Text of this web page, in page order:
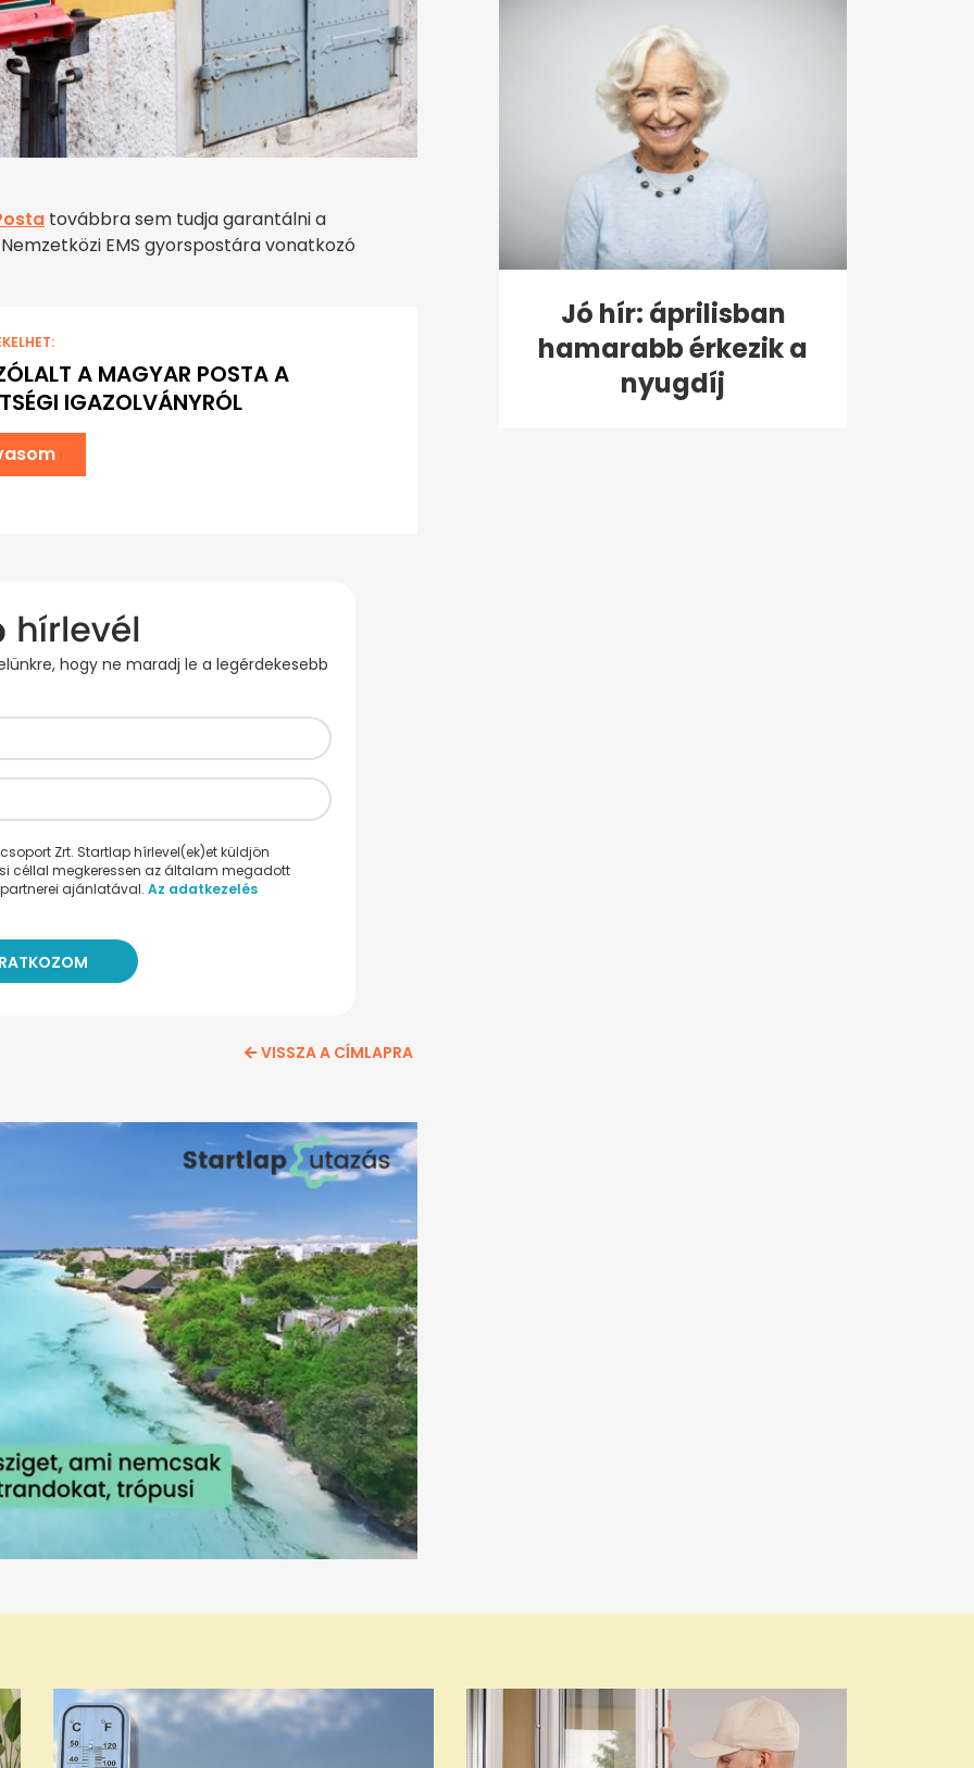
továbbra sem tudja garantálni a
EMS gyorspostára vonatkozó
A MAGYAR POSTA A
IGAZOLVÁNYRÓL
hogy ne maradj le a legérdekesebb
Zrt. Startlap hírlevel(ek)et küldjön
céllal megkeressen az általam megadott
ajánlatával. Az adatkezelés
VISSZA A CÍMLAPRA
Jó hír: áprilisban
hamarabb érkezik a
nyugdíj